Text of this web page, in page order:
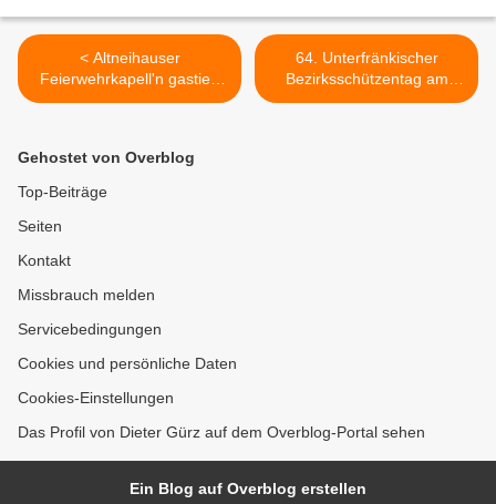
< Altneihauser
Feierwehrkapell'n gastiert
am 16. April in
64. Unterfränkischer
Bezirksschützentag am
23./24. April in
Gehostet von Overblog
Top-Beiträge
Seiten
Kontakt
Missbrauch melden
Servicebedingungen
Cookies und persönliche Daten
Cookies-Einstellungen
Das Profil von Dieter Gürz auf dem Overblog-Portal sehen
Ein Blog auf Overblog erstellen